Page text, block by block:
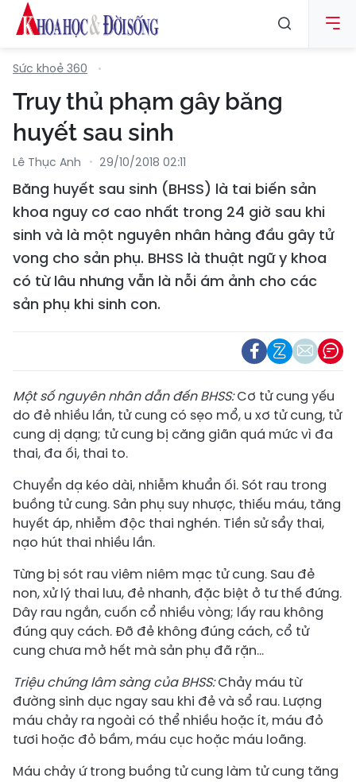
Sức khoẻ 360
Truy thủ phạm gây băng
huyết sau sinh
Lê Thục Anh 29/10/2018 02:11
Băng huyết sau sinh (BHSS) là tai biến sản
khoa nguy cơ cao nhất trong 24 giờ sau khi
sinh và là một nguyên nhân hàng đầu gây tử
vong cho sản phụ. BHSS là thuật ngữ y khoa
có từ lâu nhưng vẫn là nỗi ám ảnh cho các
sản phụ khi sinh con.
Một số nguyên nhân dẫn đến BHSS:Cơ tử cung yếu
do đẻ nhiều lần, tử cung có sẹo mổ, u xơ tử cung, tử
cung dị dạng; tử cung bị căng giãn quá mức vì đa
thai, đa ối, thai to.
Chuyển dạ kéo dài, nhiễm khuẩn ối. Sót rau trong
buồng tử cung. Sản phụ suy nhược, thiếu máu, tăng
huyết áp, nhiễm độc thai nghén. Tiền sử sẩy thai,
nạo hút thai nhiều lần.
Từng bị sót rau viêm niêm mạc tử cung. Sau đẻ
non, xử lý thai lưu, đẻ nhanh, đặc biệt ở tư thế đứng.
Dây rau ngắn, cuốn cổ nhiều vòng; lấy rau không
đúng quy cách. Đỡ đẻ không đúng cách, cổ tử
cung chưa mở hết mà sản phụ đã rặn...
Triệu chứng lâm sàng của BHSS:Chảy máu từ
đường sinh dục ngay sau khi đẻ và sổ rau. Lượng
máu chảy ra ngoài có thể nhiều hoặc ít, máu đỏ
tươi hoặc đỏ bầm, máu cục hoặc máu loãng.
Máu chảy ứ trong buồng tử cung làm tử cung tăng